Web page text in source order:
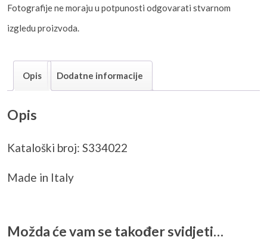
Fotografije ne moraju u potpunosti odgovarati stvarnom
izgledu proizvoda.
Opis Dodatne informacije
Opis
Kataloški broj: S334022
Made in Italy
Možda će vam se također svidjeti…